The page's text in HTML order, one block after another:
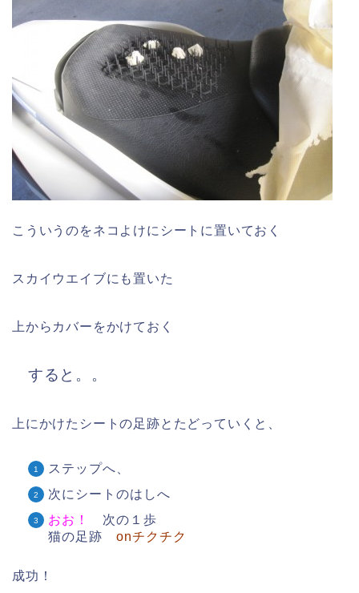
こういうのをネコよけにシートに置いておく
スカイウエイブにも置いた
上からカバーをかけておく
すると。。
上にかけたシートの足跡とたどっていくと、
ステップへ、
次にシートのはしへ
おお！
次の１歩
猫の足跡 onチクチク
成功！